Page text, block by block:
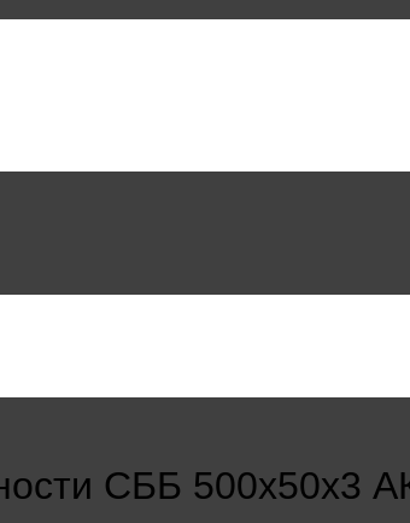
СББ 500х50х3